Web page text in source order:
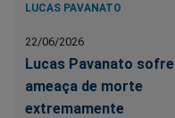
LUCAS PAVANATO
22/06/2026
Lucas Pavanato sofre
ameaça de morte
extremamente